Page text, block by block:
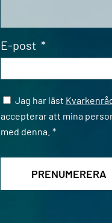
E-post *
Samtycke *
Jag har läst
accepterar att mina
med denna. *